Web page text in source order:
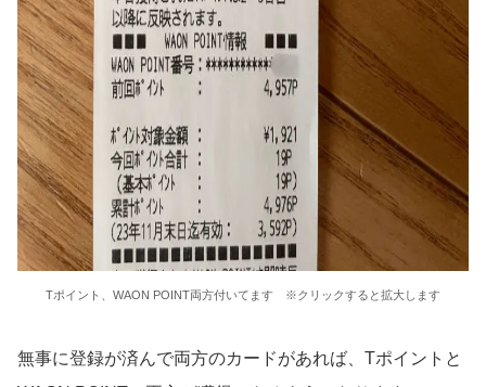
Tポイント、WAON POINT両方付いてます ※クリックすると拡大します
無事に登録が済んで両方のカードがあれば、Tポイントと